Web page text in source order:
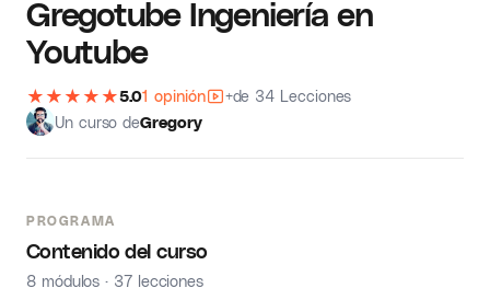
Gregotube Ingeniería en
Youtube
★ ★ ★ ★ ★5.01 opinión
+de 34 Lecciones
Un curso deGregory
PROGRAMA
Contenido del curso
8 módulos · 37 lecciones